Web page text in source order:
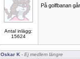
Antal inlägg:
15624
På golfbanan
Oskar K - Ej medlem längre